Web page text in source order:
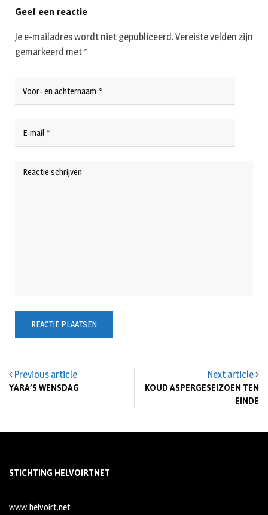
Previous article
YARA’S WENSDAG
Next article
KOUD ASPERGESEIZOEN TEN
EINDE
Geef een reactie
Je e-mailadres wordt niet gepubliceerd.Vereiste velden zijn
gemarkeerd met *
STICHTING HELVOIRTNET
www.helvoirt.net